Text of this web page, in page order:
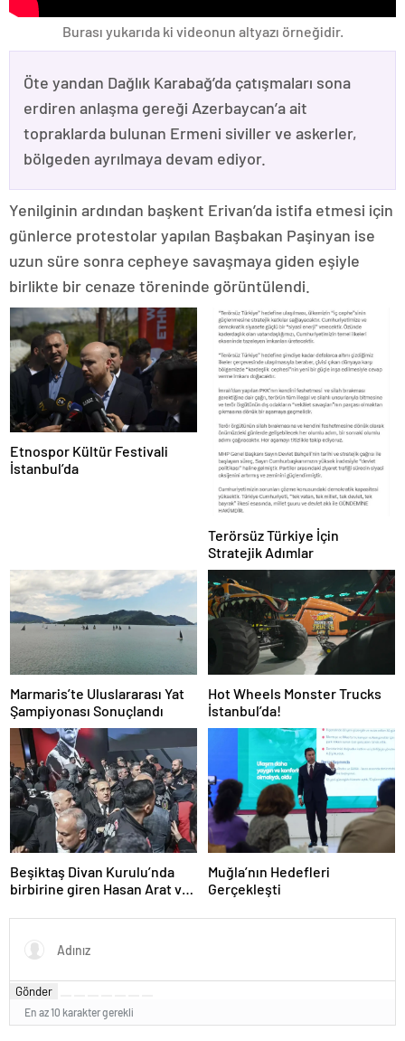
Burası yukarıda ki videonun altyazı örneğidir.
Öte yandan Dağlık Karabağ’da çatışmaları sona
erdiren anlaşma gereği Azerbaycan’a ait
topraklarda bulunan Ermeni siviller ve askerler,
bölgeden ayrılmaya devam ediyor.
Yenilginin ardından başkent Erivan’da istifa etmesi için
günlerce protestolar yapılan Başbakan Paşinyan ise
uzun süre sonra cepheye savaşmaya giden eşiyle
birlikte bir cenaze töreninde görüntülendi.
Etnospor Kültür Festivali
İstanbul’da
Terörsüz Türkiye İçin
Stratejik Adımlar
Marmaris’te Uluslararası Yat
Şampiyonası Sonuçlandı
Hot Wheels Monster Trucks
İstanbul’da!
Beşiktaş Divan Kurulu’nda
birbirine giren Hasan Arat ve
karar
Muğla’nın Hedefleri
Gerçekleşti
Gönder
En az 10 karakter gerekli